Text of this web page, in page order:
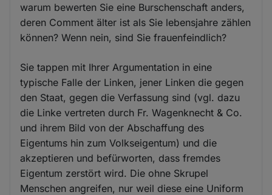
warum bewerten Sie eine Burschenschaft anders,
deren Comment älter ist als Sie lebensjahre zählen
können? Wenn nein, sind Sie frauenfeindlich?
Sie tappen mit Ihrer Argumentation in eine
typische Falle der Linken, jener Linken die gegen
den Staat, gegen die Verfassung sind (vgl. dazu
die Linke vertreten durch Fr. Wagenknecht & Co.
und ihrem Bild von der Abschaffung des
Eigentums hin zum Volkseigentum) und die
akzeptieren und befürworten, dass fremdes
Eigentum zerstört wird. Die ohne Skrupel
Menschen angreifen, nur weil diese eine Uniform